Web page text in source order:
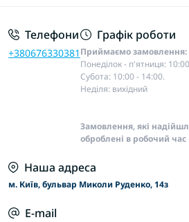
Телефони
+380676330381
Графік роботи
Приймаємо замовлення:
Понеділок - п'ятниця:
Субота: 10:00 - 14:00.
Неділя: вихідний
Замовлення, які
оброблені в робочий
Наша адреса
м. Київ, бульвар Миколи Руденко, 14з
E-mail